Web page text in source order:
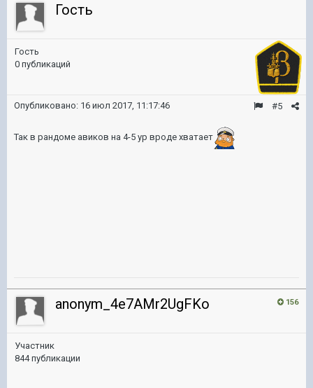
Гость
Гость
0 публикаций
#5
Опубликовано: 16 июл 2017, 11:17:46
Так в рандоме авиков на 4-5 ур вроде хватает
156
anonym_4e7AMr2UgFKo
Участник
844 публикации